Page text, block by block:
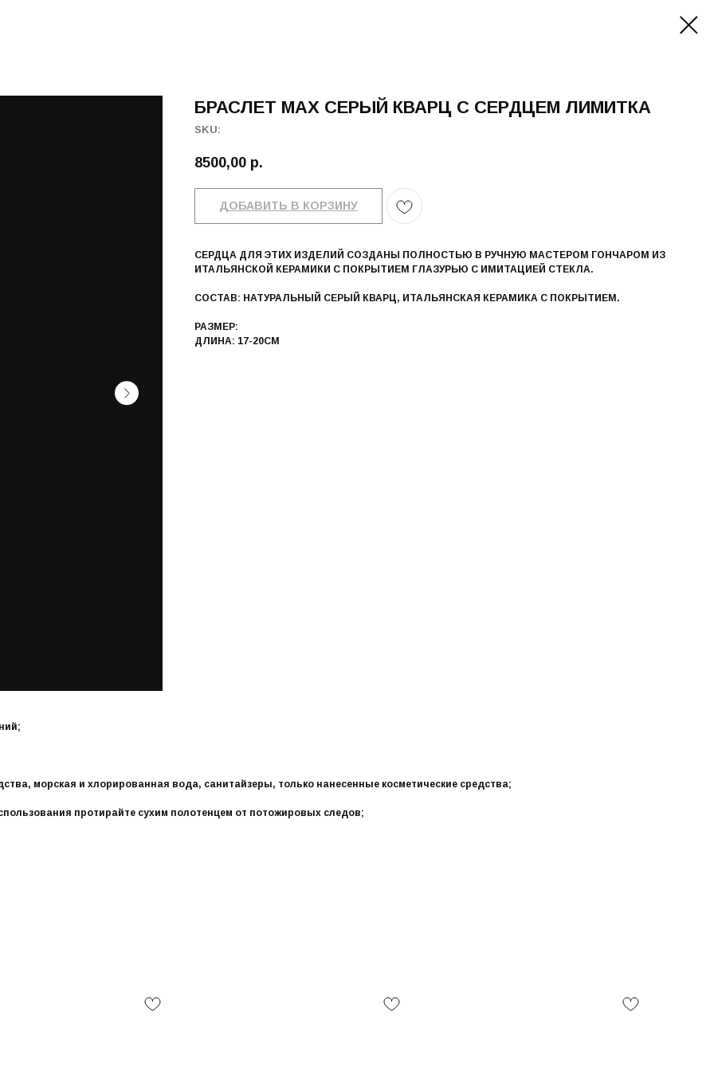
БРАСЛЕТ MАХ СЕРЫЙ КВАРЦ С СЕРДЦЕМ ЛИМИТКА
SKU:
8500,00 р.
ДОБАВИТЬ В КОРЗИНУ
СЕРДЦА ДЛЯ ЭТИХ ИЗДЕЛИЙ СОЗДАНЫ ПОЛНОСТЬЮ В РУЧНУЮ МАСТЕРОМ ГОНЧАРОМ ИЗ
ИТАЛЬЯНСКОЙ КЕРАМИКИ С ПОКРЫТИЕМ ГЛАЗУРЬЮ С ИМИТАЦИЕЙ СТЕКЛА.
СОСТАВ: НАТУРАЛЬНЫЙ СЕРЫЙ КВАРЦ, ИТАЛЬЯНСКАЯ КЕРАМИКА С ПОКРЫТИЕМ.
РАЗМЕР:
ДЛИНА: 17-20СМ
морская и хлорированная вода, санитайзеры, только нанесенные косметические средства;
протирайте сухим полотенцем от потожировых следов;